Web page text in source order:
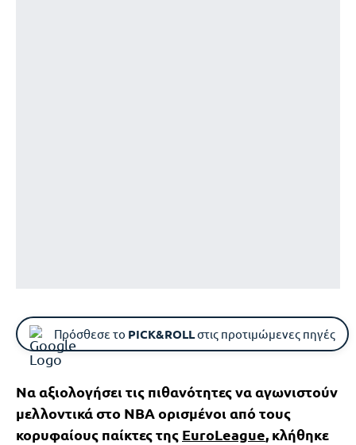
Πρόσθεσε το PICK&ROLLστις προτιμώμενες πηγές
Να αξιολογήσει τις πιθανότητες να αγωνιστούν
μελλοντικά στο ΝΒΑ ορισμένοι από τους
κορυφαίους παίκτες της EuroLeague, κλήθηκε